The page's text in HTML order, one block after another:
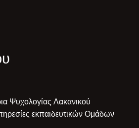
Ψυχολογίας Λακανικού
εκπαιδευτικών Ομάδων